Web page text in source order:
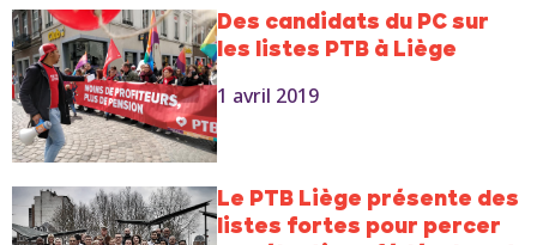
Des candidats du PC sur
les listes PTB à Liège
1 avril 2019
Le PTB Liège présente des
listes fortes pour percer